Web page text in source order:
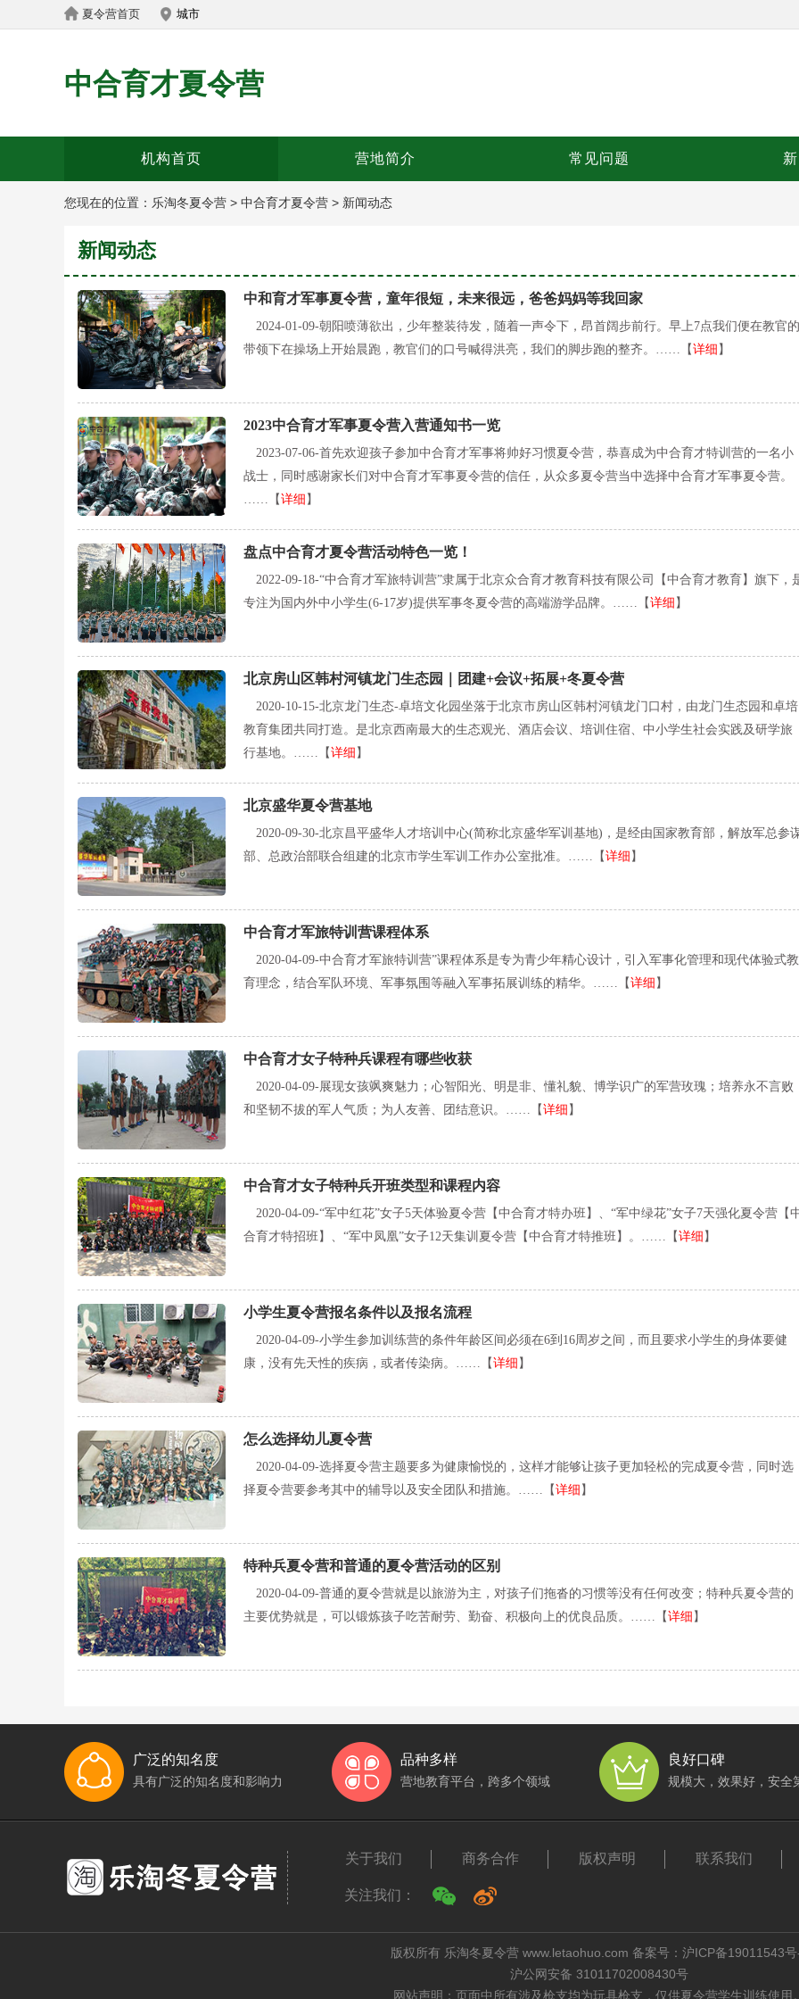
夏令营首页 城市
中合育才夏令营
机构首页 营地简介 常见问题
您现在的位置： 乐淘冬夏令营 > 中合育才夏令营 > 新闻动态
新闻动态
中和育才军事夏令营，童年很短，未来很远，爸爸妈妈等我回家
2024-01-09-朝阳喷薄欲出，少年整装待发，随着一声令下，昂首阔步前行。早上7点我们便在教官的
带领下在操场上开始晨跑，教官们的口号喊得洪亮，我们的脚步跑的整齐。……【详细 】
2023中合育才军事夏令营入营通知书一览
2023-07-06-首先欢迎孩子参加中合育才军事将帅好习惯夏令营，恭喜成为中合育才特训营的一名小
战士，同时感谢家长们对中合育才军事夏令营的信任，从众多夏令营当中选择中合育才军事夏令营。
……【详细 】
盘点中合育才夏令营活动特色一览！
2022-09-18-“中合育才军旅特训营”隶属于北京众合育才教育科技有限公司【中合育才教育】旗下，
专注为国内外中小学生(6-17岁)提供军事冬夏令营的高端游学品牌。……【详细 】
北京房山区韩村河镇龙门生态园｜团建+会议+拓展+冬夏令营
2020-10-15-北京龙门生态-卓培文化园坐落于北京市房山区韩村河镇龙门口村，由龙门生态园和卓培
教育集团共同打造。是北京西南最大的生态观光、酒店会议、培训住宿、中小学生社会实践及研学旅
行基地。……【详细 】
北京盛华夏令营基地
2020-09-30-北京昌平盛华人才培训中心(简称北京盛华军训基地)，是经由国家教育部，解放军总参
部、总政治部联合组建的北京市学生军训工作办公室批准。……【详细 】
中合育才军旅特训营课程体系
2020-04-09-中合育才军旅特训营”课程体系是专为青少年精心设计，引入军事化管理和现代体验式教
育理念，结合军队环境、军事氛围等融入军事拓展训练的精华。……【详细 】
中合育才女子特种兵课程有哪些收获
2020-04-09-展现女孩飒爽魅力；心智阳光、明是非、懂礼貌、博学识广的军营玫瑰；培养永不言败
和坚韧不拔的军人气质；为人友善、团结意识。……【详细 】
中合育才女子特种兵开班类型和课程内容
2020-04-09-“军中红花”女子5天体验夏令营【中合育才特办班】、“军中绿花”女子7天强化夏令营【
合育才特招班】、“军中凤凰”女子12天集训夏令营【中合育才特推班】。……【详细 】
小学生夏令营报名条件以及报名流程
2020-04-09-小学生参加训练营的条件年龄区间必须在6到16周岁之间，而且要求小学生的身体要健
康，没有先天性的疾病，或者传染病。……【详细 】
怎么选择幼儿夏令营
2020-04-09-选择夏令营主题要多为健康愉悦的，这样才能够让孩子更加轻松的完成夏令营，同时选
择夏令营要参考其中的辅导以及安全团队和措施。……【详细 】
特种兵夏令营和普通的夏令营活动的区别
2020-04-09-普通的夏令营就是以旅游为主，对孩子们拖沓的习惯等没有任何改变；特种兵夏令营的
主要优势就是，可以锻炼孩子吃苦耐劳、勤奋、积极向上的优良品质。……【详细 】
广泛的知名度
具有广泛的知名度和影响力
品种多样
营地教育平台，跨多个领域
良好口碑
规模大，效果好，安全
关于我们 商务合作 版权声明 联系我们
关注我们：
版权所有 乐淘冬夏令营 www.letaohuo.com 备案号： 沪ICP备19011543
沪公网安备 31011702008430号
网站声明：页面中所有涉及枪支均为玩具枪支，仅供夏令营学生训练使用